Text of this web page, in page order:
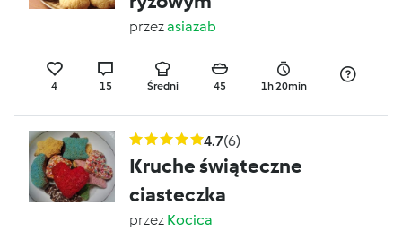
przezasiazab
4 15 Średni 45 1h 20min
4.7(6)
Kruche świąteczne
ciasteczka
przez Kocica